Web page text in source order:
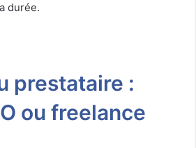
durée.
prestataire :
ou freelance